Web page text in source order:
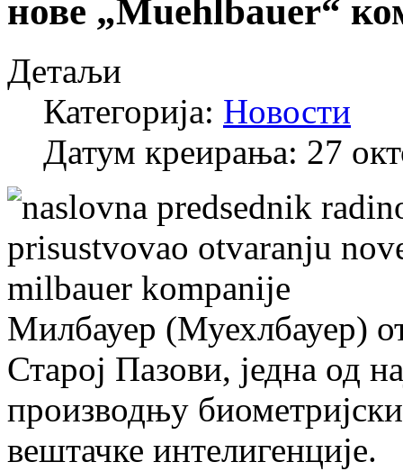
нове „Muehlbauer“
Детаљи
Категорија: Новости
Датум креирања: 27
Милбауер (Муехлбауер)
Старој Пазови, једна од
производњу
вештачке интелигенције.